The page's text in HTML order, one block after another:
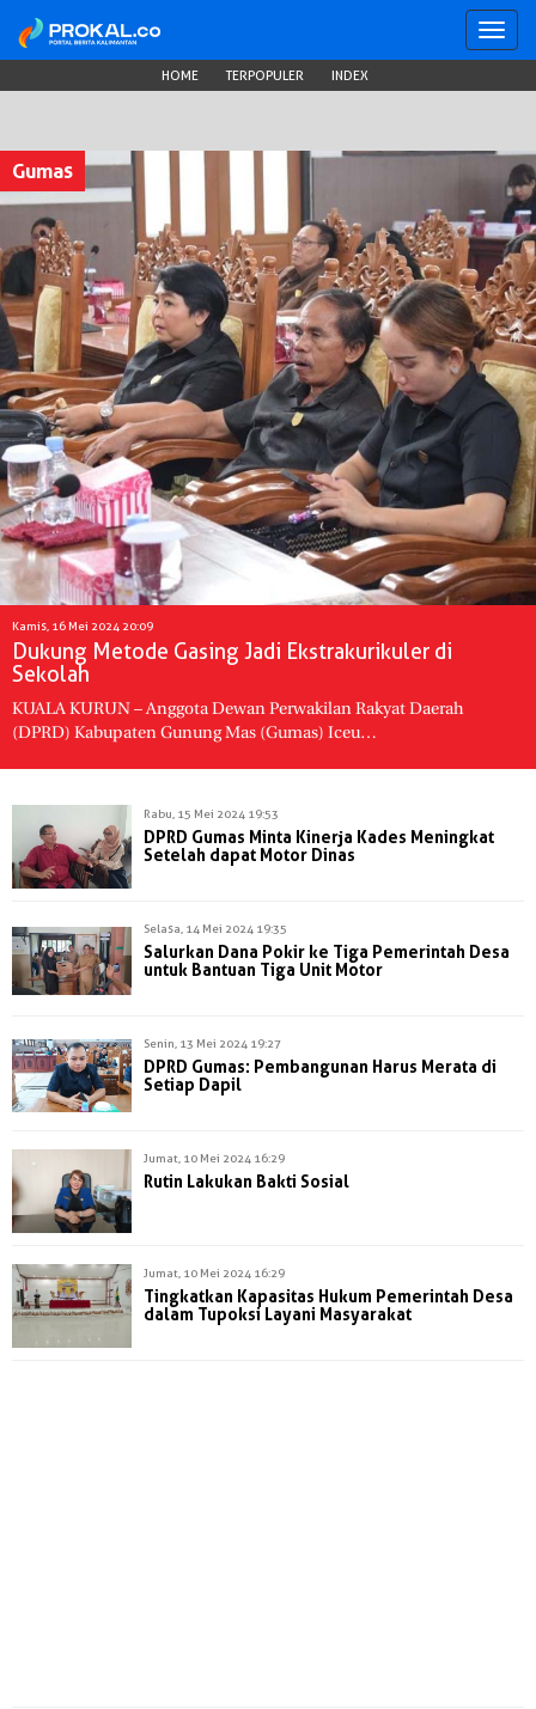
HOME TERPOPULER INDEX
Gumas
Kamis, 16 Mei 2024 20:09
Dukung Metode Gasing Jadi Ekstrakurikuler di
Sekolah
KUALA KURUN – Anggota Dewan Perwakilan Rakyat Daerah
(DPRD) Kabupaten Gunung Mas (Gumas) Iceu…
Rabu, 15 Mei 2024 19:53
DPRD Gumas Minta Kinerja Kades Meningkat
Setelah dapat Motor Dinas
Selasa, 14 Mei 2024 19:35
Salurkan Dana Pokir ke Tiga Pemerintah Desa
untuk Bantuan Tiga Unit Motor
Senin, 13 Mei 2024 19:27
DPRD Gumas: Pembangunan Harus Merata di
Setiap Dapil
Jumat, 10 Mei 2024 16:29
Rutin Lakukan Bakti Sosial
Jumat, 10 Mei 2024 16:29
Tingkatkan Kapasitas Hukum Pemerintah Desa
dalam Tupoksi Layani Masyarakat